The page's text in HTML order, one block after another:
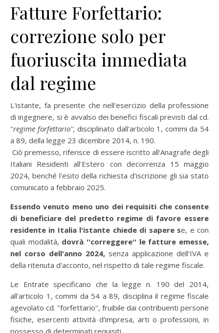
Fatture Forfettario:
correzione solo per
fuoriuscita immediata
dal regime
L'istante, fa presente che nell'esercizio della professione
di ingegnere, si è avvalso dei benefici fiscali previsti dal cd.
''regime forfettario'', disciplinato dall'articolo 1, commi da 54
a 89, della legge 23 dicembre 2014, n. 190.
Ciò premesso, riferisce di essere iscritto all'Anagrafe degli
Italiani Residenti all'Estero con decorrenza 15 maggio
2024, benché l'esito della richiesta d'iscrizione gli sia stato
comunicato a febbraio 2025.
Essendo venuto meno uno dei requisiti che consente
di beneficiare del predetto regime di favore essere
residente in Italia l'istante chiede di sapere se, e con
quali modalità, dovrà ''correggere'' le fatture emesse,
nel corso dell'anno 2024, senza applicazione dell'IVA e
della ritenuta d'acconto, nel rispetto di tale regime fiscale.
Le Entrate specificano che la legge n. 190 del 2014,
all'articolo 1, commi da 54 a 89, disciplina il regime fiscale
agevolato cd. ''forfettario'', fruibile dai contribuenti persone
fisiche, esercenti attività d'impresa, arti o professioni, in
possesso di determinati requisiti.